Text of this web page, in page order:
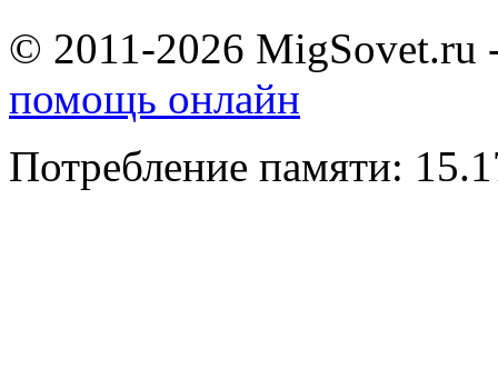
© 2011-2026 MigSovet.ru
помощь онлайн
Потребление памяти: